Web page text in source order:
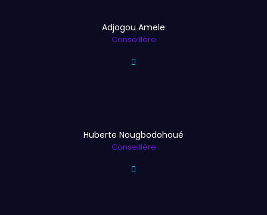
Adjogou Amele
Conseillère
Huberte Nougbodohoué
Conseillère